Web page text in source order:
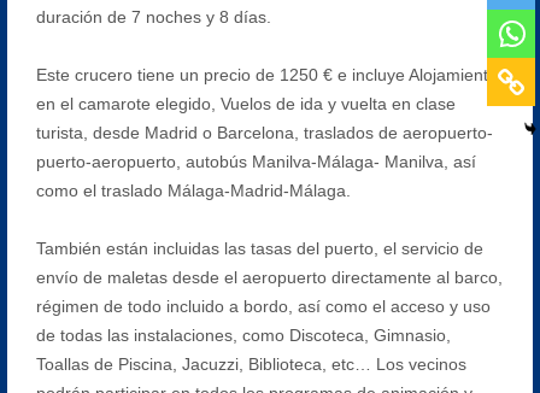
duración de 7 noches y 8 días.
Este crucero tiene un precio de 1250 € e incluye Alojamiento
en el camarote elegido, Vuelos de ida y vuelta en clase
turista, desde Madrid o Barcelona, traslados de aeropuerto-
puerto-aeropuerto, autobús Manilva-Málaga- Manilva, así
como el traslado Málaga-Madrid-Málaga.
También están incluidas las tasas del puerto, el servicio de
envío de maletas desde el aeropuerto directamente al barco,
régimen de todo incluido a bordo, así como el acceso y uso
de todas las instalaciones, como Discoteca, Gimnasio,
Toallas de Piscina, Jacuzzi, Biblioteca, etc… Los vecinos